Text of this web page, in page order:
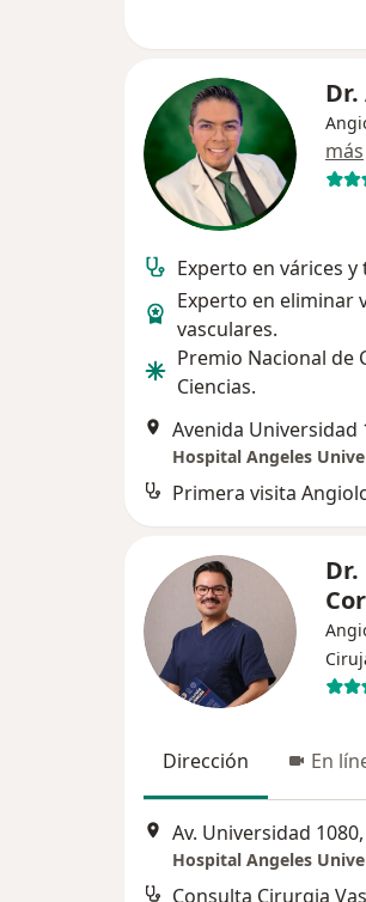
más
Experto en várices
Experto en eliminar
vasculares.
Premio Nacional de
Ciencias.
Hospital Angeles
Dirección En
Av. Universidad
Hospital Angeles
Consulta Cirurgia